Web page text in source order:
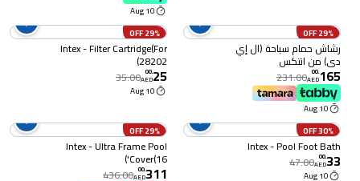
10 Aug
29% OFF
رشاش حمام سباحة (ال إي
دي) من انتكس
165
.
00
AED
231.00
10 Aug
29% OFF
Intex - Filter Cartridge(For
28202)
25
.
00
AED
35.00
10 Aug
30% OFF
Intex - Pool Foot Bath
33
.
00
AED
47.00
10 Aug
29% OFF
Intex - Ultra Frame Pool
Cover(16')
311
.
00
AED
436.00